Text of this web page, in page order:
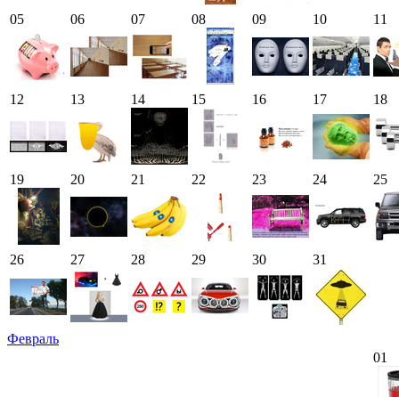
05 06 07 08 09 10 11
12 13 14 15 16 17 18
19 20 21 22 23 24 25
26 27 28 29 30 31
Февраль
01